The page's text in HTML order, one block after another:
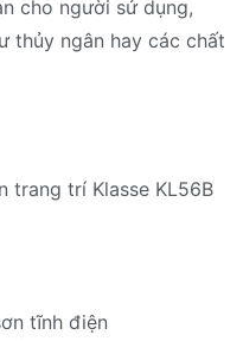
cho người sử dụng,
thủy ngân hay các chất
trang trí Klasse KL56B
tĩnh điện